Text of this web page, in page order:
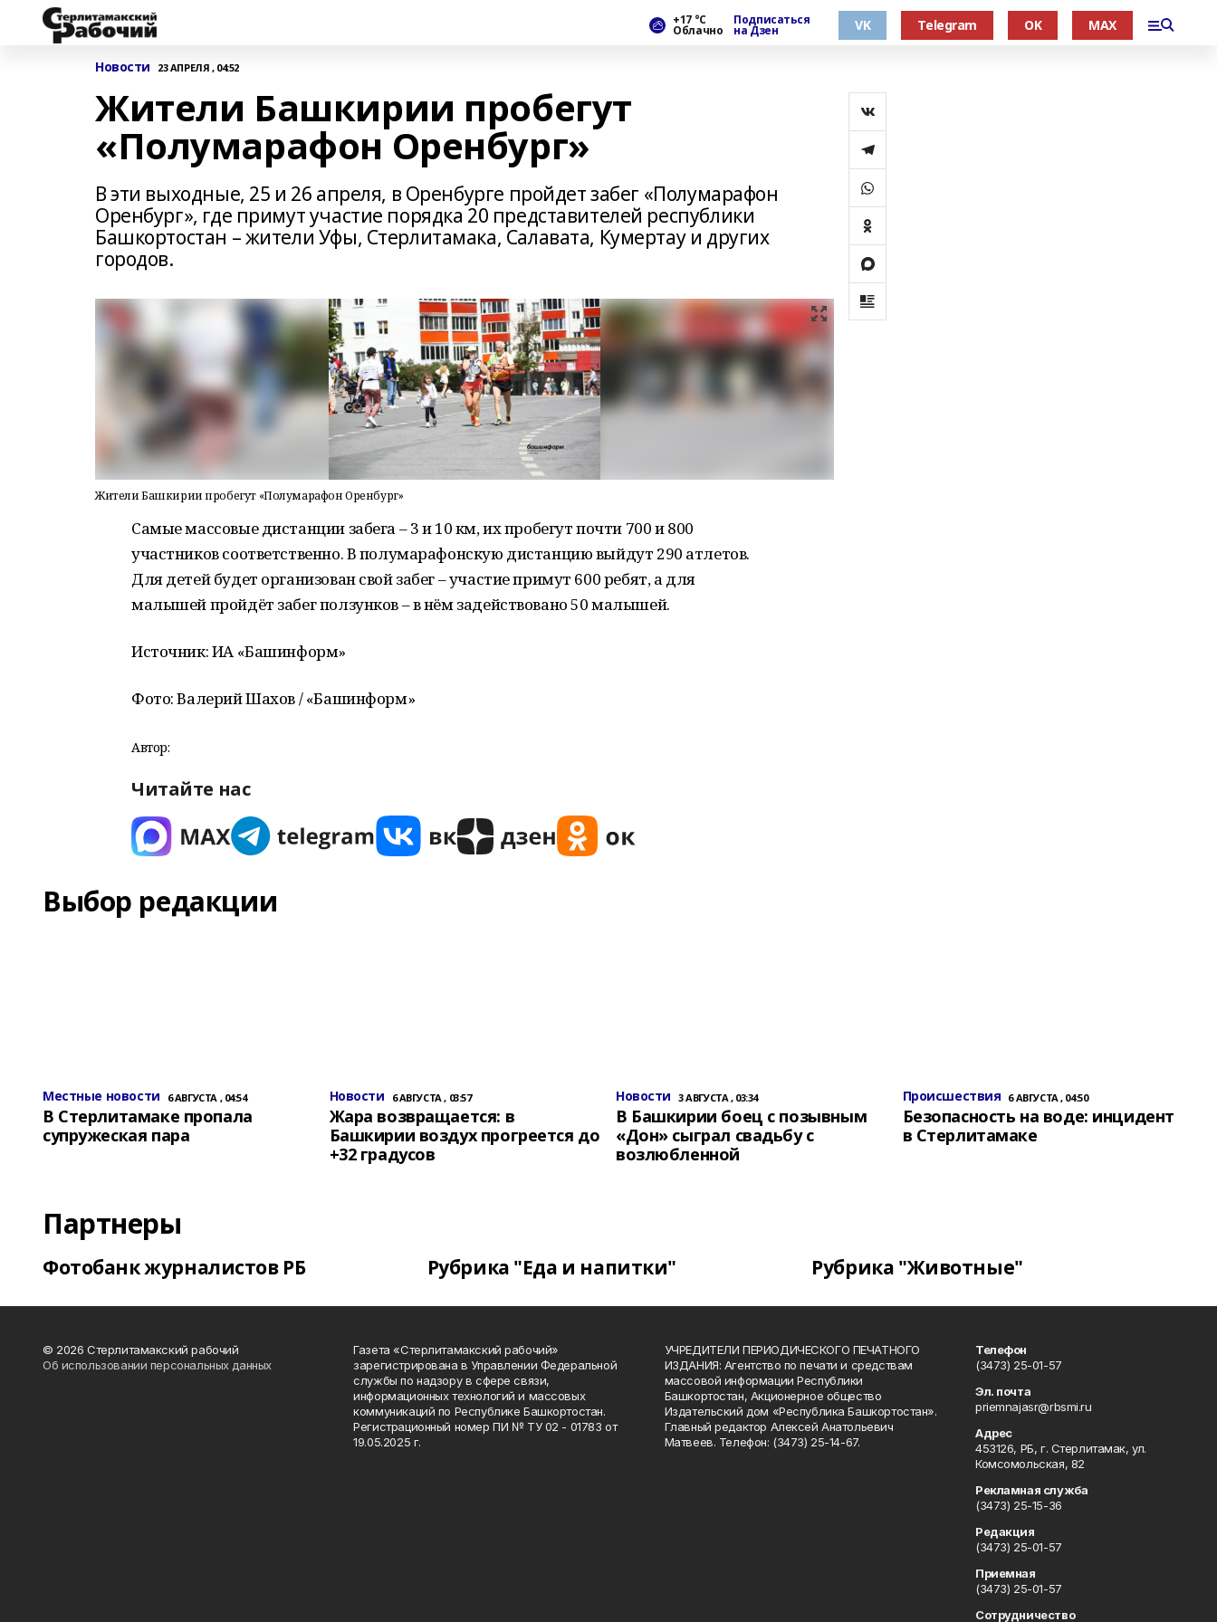
+17 °С
Облачно
Подписаться
на Дзен VK Telegram OK MAX
Новости 23 АПРЕЛЯ , 04:52
Жители Башкирии пробегут
«Полумарафон Оренбург»
В эти выходные, 25 и 26 апреля, в Оренбурге пройдет забег «Полумарафон
Оренбург», где примут участие порядка 20 представителей республики
Башкортостан – жители Уфы, Стерлитамака, Салавата, Кумертау и других
городов.
Жители Башкирии пробегут «Полумарафон Оренбург»
Самые массовые дистанции забега – 3 и 10 км, их пробегут почти 700 и 800
участников соответственно. В полумарафонскую дистанцию выйдут 290 атлетов.
Для детей будет организован свой забег – участие примут 600 ребят, а для
малышей пройдёт забег ползунков – в нём задействовано 50 малышей.
Источник: ИА «Башинформ»
Фото: Валерий Шахов / «Башинформ»
Автор:
Читайте нас
Выбор редакции
Местные новости 6 АВГУСТА , 04:54
В Стерлитамаке пропала
супружеская пара
Новости 6 АВГУСТА , 03:57
Жара возвращается: в
Башкирии воздух прогреется до
+32 градусов
Новости 3 АВГУСТА , 03:34
В Башкирии боец с позывным
«Дон» сыграл свадьбу с
возлюбленной
Происшествия 6 АВГУСТА , 04:50
Безопасность на воде: инцидент
в Стерлитамаке
Партнеры
Фотобанк журналистов РБ Рубрика "Еда и напитки" Рубрика "Животные"
© 2026 Стерлитамакский рабочий
Об использовании персональных данных
Газета «Стерлитамакский рабочий»
зарегистрирована в Управлении Федеральной
службы по надзору в сфере связи,
информационных технологий и массовых
коммуникаций по Республике Башкортостан.
Регистрационный номер ПИ № ТУ 02 - 01783 от
19.05.2025 г.
УЧРЕДИТЕЛИ ПЕРИОДИЧЕСКОГО ПЕЧАТНОГО
ИЗДАНИЯ: Агентство по печати и средствам
массовой информации Республики
Башкортостан, Акционерное общество
Издательский дом «Республика Башкортостан».
Главный редактор Алексей Анатольевич
Матвеев. Телефон: (3473) 25-14-67.
Телефон
(3473) 25-01-57
Эл. почта
priemnajasr@rbsmi.ru
Адрес
453126, РБ, г. Стерлитамак, ул.
Комсомольская, 82
Рекламная служба
(3473) 25-15-36
Редакция
(3473) 25-01-57
Приемная
(3473) 25-01-57
Сотрудничество